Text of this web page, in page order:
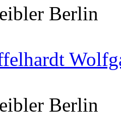
Berlin
Berlin